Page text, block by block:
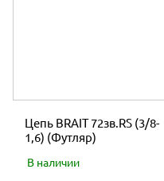
Цепь BRAIT 72зв.RS (3/8-
1,6) (Футляр)
В наличии